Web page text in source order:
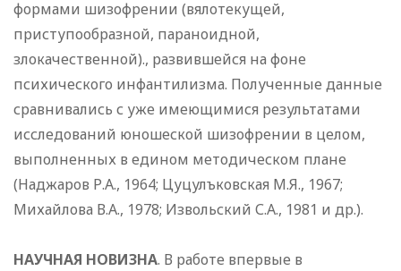
формами шизофрении (вялотекущей,
приступообразной, параноидной,
злокачественной)., развившейся на фоне
психического инфантилизма. Полученные данные
сравнивались с уже имеющимися результатами
исследований юношеской шизофрении в целом,
выполненных в едином методическом плане
(Наджаров Р.А., 1964; Цуцулъковская М.Я., 1967;
Михайлова В.А., 1978; Извольский С.А., 1981 и др.).
НАУЧНАЯ НОВИЗНА. В работе впервые в